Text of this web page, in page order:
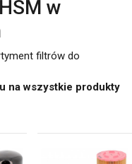
w
filtrów do
na wszystkie produkty